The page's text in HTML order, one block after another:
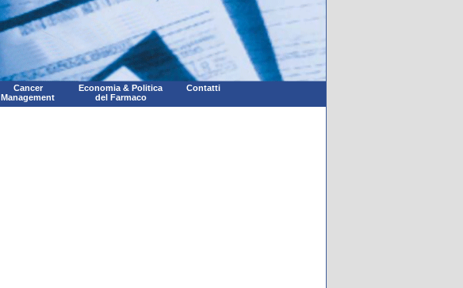
Cancer
Management
Economia & Politica
del Farmaco
Contatti